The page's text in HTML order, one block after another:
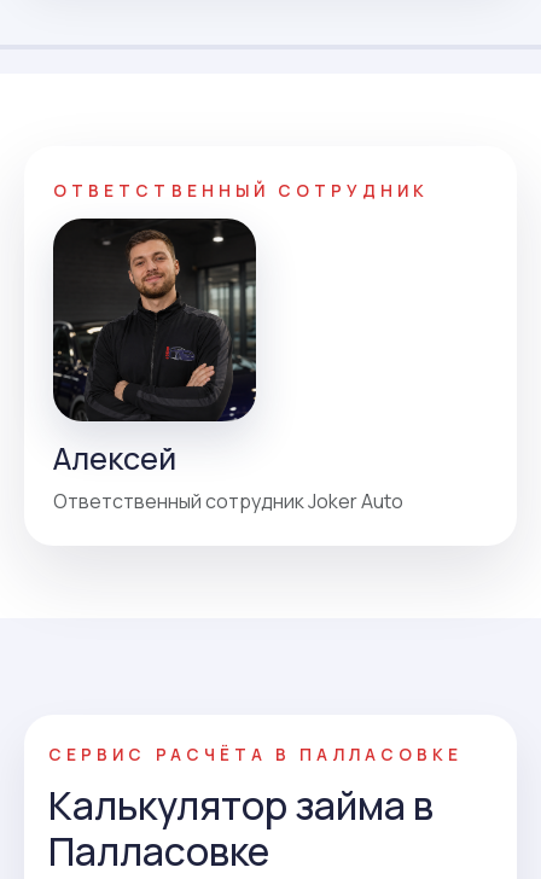
ОТВЕТСТВЕННЫЙ СОТРУДНИК
Алексей
Ответственный сотрудник Joker Auto
СЕРВИС РАСЧЁТА В ПАЛЛАСОВКЕ
Калькулятор займа в
Палласовке